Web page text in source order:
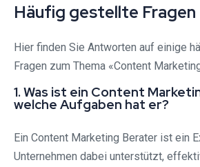
Häufig gestellte Fragen
Hier finden Sie Antworten auf einige
Fragen zum Thema «Content
1. Was ist ein Content
welche Aufgaben hat er?
Ein Content Marketing Berater ist ein
Unternehmen dabei unterstützt,